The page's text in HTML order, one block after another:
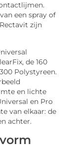
een spray of
zijn
de 160
Polystyreen.
en lichte
en Pro
van elkaar: de
achter.